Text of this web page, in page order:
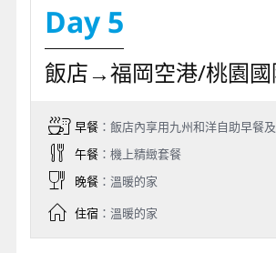
Day 5
飯店→福岡空港/桃園國
早餐：飯店內享用九州和洋自助早餐
午餐：機上精緻套餐
晚餐：溫暖的家
住宿：溫暖的家